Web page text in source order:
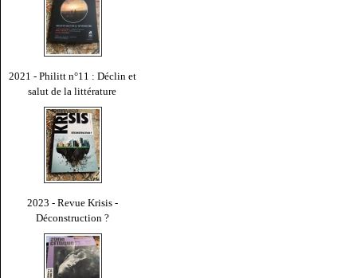
2021 - Philitt n°11 : Déclin et
salut de la littérature
2023 - Revue Krisis -
Déconstruction ?